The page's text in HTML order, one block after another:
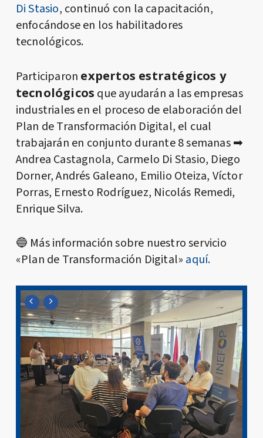
Di Stasio, continuó con la capacitación,
enfocándose en los habilitadores
tecnológicos.
Participaron expertos estratégicos y
tecnológicos que ayudarán a las empresas
industriales en el proceso de elaboración del
Plan de Transformación Digital, el cual
trabajarán en conjunto durante 8 semanas ➡
Andrea Castagnola, Carmelo Di Stasio, Diego
Dorner, Andrés Galeano, Emilio Oteiza, Víctor
Porras, Ernesto Rodríguez, Nicolás Remedi,
Enrique Silva.
🔵 Más información sobre nuestro servicio
«Plan de Transformación Digital» aquí.